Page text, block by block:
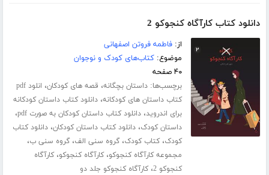
دانلود کتاب کارآگاه کنجوکو 2
از:فاطمه فروتن اصفهانی
موضوع:کتاب‌های کودک و نوجوان
۴۰ صفحه
برچسب‌ها:داستان بچگانه، قصه های کودکان،
انلود pdf
کتاب داستان های کودکانه،دانلود کتاب داستان کودکانه
برای اندروید،دانلود کتاب داستان کودکان به صورت pdf ،
داستان کودک،دانلود کتاب داستان کودکان،دانلود کتاب
کودک،کتاب کودک،گروه سنی الف،گروه سنی ب،
مجموعه کارآگاه کنجوکو،کارآگاه کنجوکو،کارآگاه
کنجوکو 2 ،کارآگاه کنجوکو جلد دو